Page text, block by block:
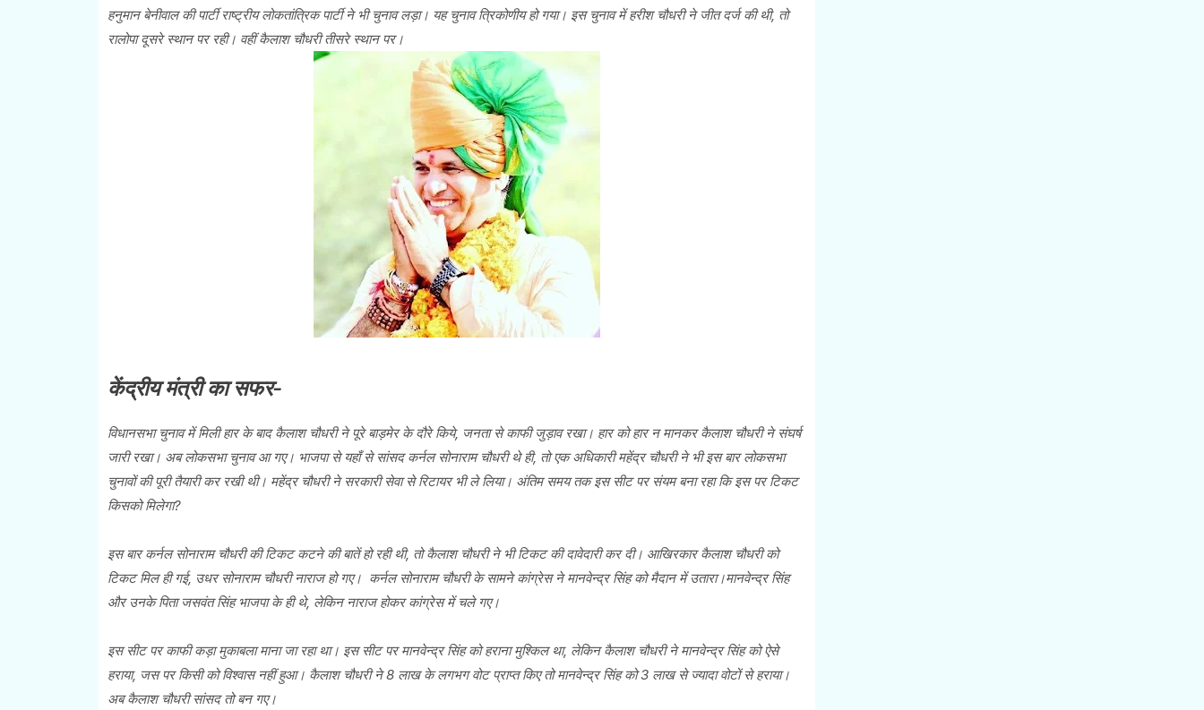
हनुमान बेनीवाल की पार्टी राष्ट्रीय लोकतांत्रिक पार्टी ने भी चुनाव लड़ा। यह चुनाव त्रिकोणीय हो गया। इस चुनाव में हरीश चौधरी ने जीत दर्ज की थी, तो
रालोपा दूसरे स्थान पर रही। वहीं कैलाश चौधरी तीसरे स्थान पर।
केंद्रीय मंत्री का सफर-
विधानसभा चुनाव में मिली हार के बाद कैलाश चौधरी ने पूरे बाड़मेर के दौरे किये, जनता से काफी जुड़ाव रखा। हार को हार न मानकर कैलाश चौधरी ने संघर्ष
जारी रखा। अब लोकसभा चुनाव आ गए। भाजपा से यहाँ से सांसद कर्नल सोनाराम चौधरी थे ही, तो एक अधिकारी महेंद्र चौधरी ने भी इस बार लोकसभा
चुनावों की पूरी तैयारी कर रखी थी। महेंद्र चौधरी ने सरकारी सेवा से रिटायर भी ले लिया। अंतिम समय तक इस सीट पर संयम बना रहा कि इस पर टिकट
किसको मिलेगा?
इस बार कर्नल सोनाराम चौधरी की टिकट कटने की बातें हो रही थी, तो कैलाश चौधरी ने भी टिकट की दावेदारी कर दी। आखिरकार कैलाश चौधरी को
टिकट मिल ही गई, उधर सोनाराम चौधरी नाराज हो गए। कर्नल सोनाराम चौधरी के सामने कांग्रेस ने मानवेन्द्र सिंह को मैदान में उतारा।मानवेन्द्र सिंह
और उनके पिता जसवंत सिंह भाजपा के ही थे, लेकिन नाराज होकर कांग्रेस में चले गए।
इस सीट पर काफी कड़ा मुकाबला माना जा रहा था। इस सीट पर मानवेन्द्र सिंह को हराना मुश्किल था, लेकिन कैलाश चौधरी ने मानवेन्द्र सिंह को ऐसे
हराया, जस पर किसी को विश्वास नहीं हुआ। कैलाश चौधरी ने 8 लाख के लगभग वोट प्राप्त किए तो मानवेन्द्र सिंह को 3 लाख से ज्यादा वोटों से हराया।
अब कैलाश चौधरी सांसद तो बन गए।